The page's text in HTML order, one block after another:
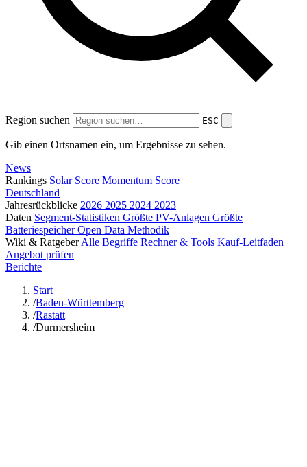
Region suchen ESC
Gib einen Ortsnamen ein, um Ergebnisse zu sehen.
News
Rankings Solar Score Momentum Score
Deutschland
Jahresrückblicke 2026 2025 2024 2023
Daten Segment-Statistiken Größte PV-Anlagen Größte
BatteriespeicherOpen Data Methodik
Wiki & Ratgeber Alle Begriffe Rechner & Tools Kauf-Leitfaden
Angebot prüfen
Berichte
Start
/Baden-Württemberg
/Rastatt
/Durmersheim